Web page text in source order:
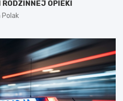
RODZINNEJ OPIEKI
Polak